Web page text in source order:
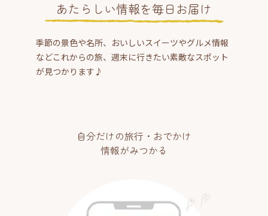
あたらしい情報を毎日お届け
季節の景色や名所、おいしいスイーツやグルメ情報
などこれからの旅、週末に行きたい素敵なスポット
が見つかります♪
自分だけの旅行・おでかけ
情報がみつかる